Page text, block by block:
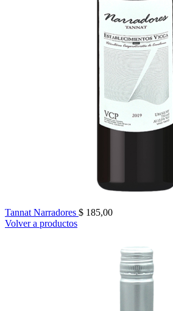
Tannat Narradores $ 185,00
Volver a productos